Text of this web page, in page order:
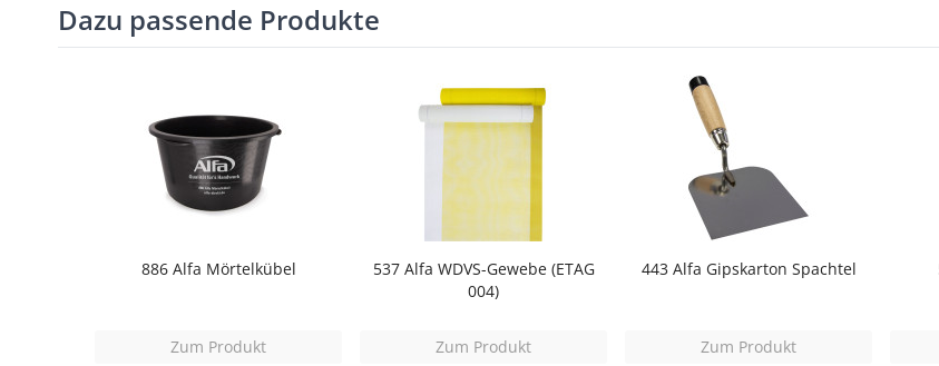
Dazu passende Produkte
886 Alfa Mörtelkübel
Zum Produkt
537 Alfa WDVS-Gewebe (ETAG
004)
Zum Produkt
443 Alfa Gipskarton Spachtel
Zum Produkt